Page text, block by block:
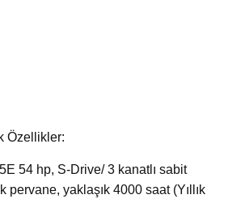
Özellikler:
54 hp, S-Drive/ 3 kanatlı sabit
pervane, yaklaşık 4000 saat (Yıllık